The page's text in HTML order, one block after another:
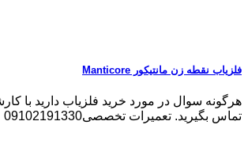
فلزیاب نقطه زن مانتیکور Manticore
هرگونه سوال در مورد خرید فلزیاب دارید با
تماس بگیرید. تعمیرات تخصصی09102191330